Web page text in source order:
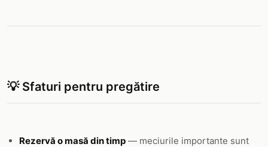
💡 Sfaturi pentru pregătire
Rezervă o masă din timp — meciurile importante sunt